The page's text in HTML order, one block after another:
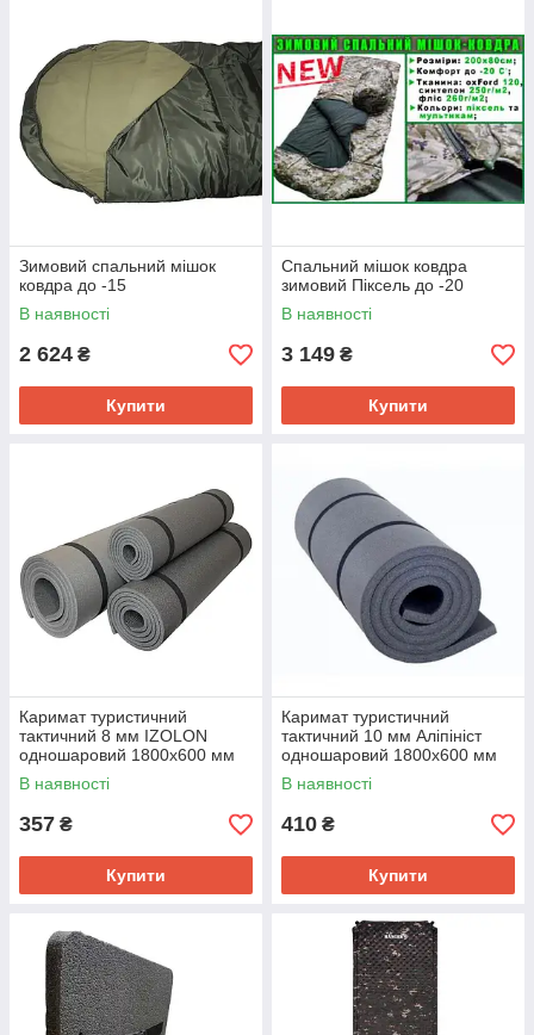
Зимовий спальний мішок
ковдра до -15
В наявності
2 624 ₴
Купити
Спальний мішок ковдра
зимовий Піксель до -20
В наявності
3 149 ₴
Купити
Каримат туристичний
тактичний 8 мм IZOLON
одношаровий 1800х600 мм
В наявності
357 ₴
Купити
Каримат туристичний
тактичний 10 мм Аліпініст
одношаровий 1800х600 мм
В наявності
410 ₴
Купити